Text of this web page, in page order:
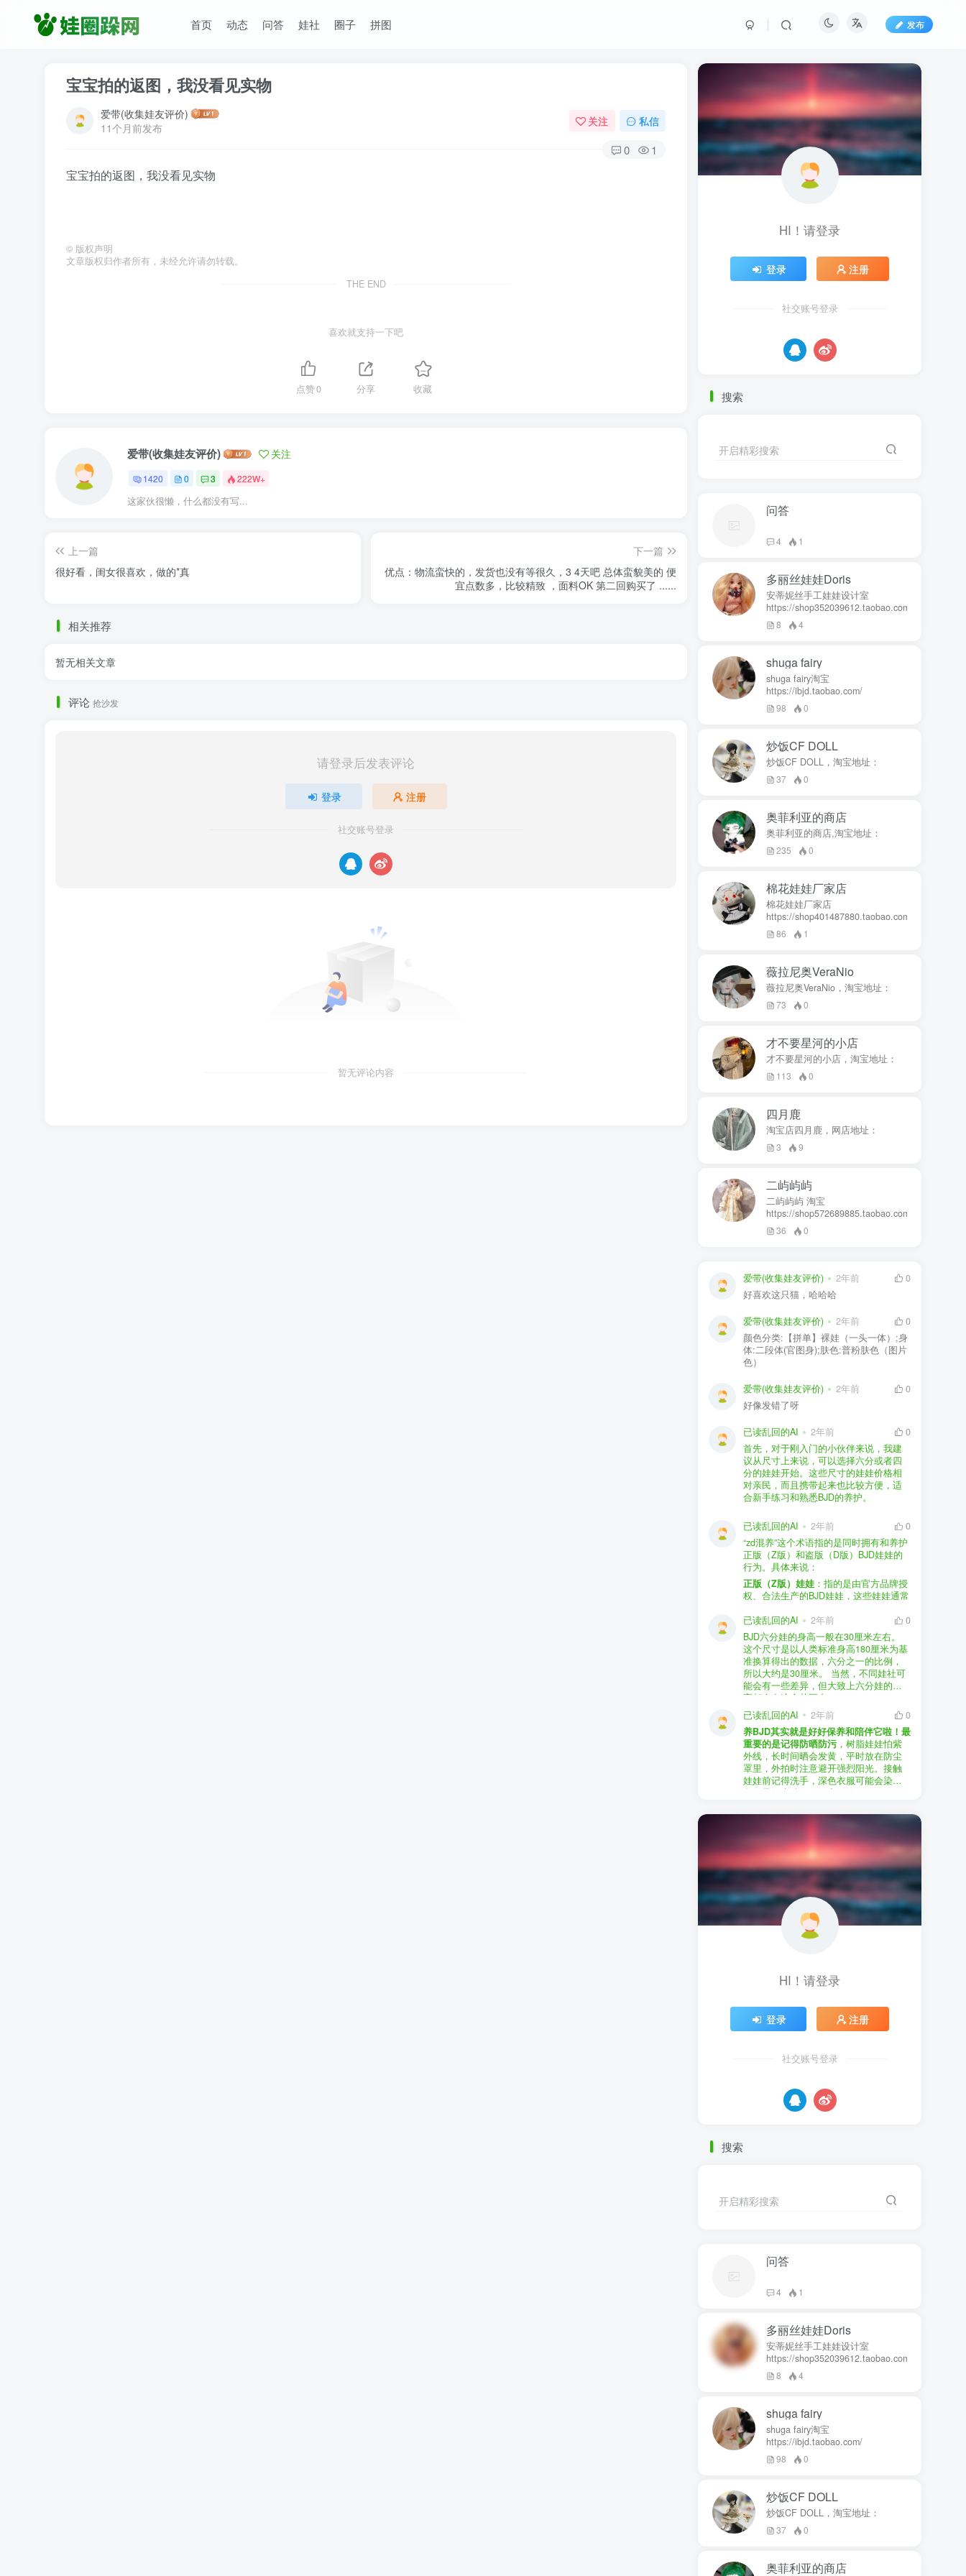
首页 动态 问答 娃社 圈子 拼图 发布
宝宝拍的返图，我没看见实物
爱带(收集娃友评价)
11个月前发布
关注 私信
0 1
宝宝拍的返图，我没看见实物
© 版权声明
文章版权归作者所有，未经允许请勿转载。
THE END
喜欢就支持一下吧
点赞0 分享 收藏
爱带(收集娃友评价) 关注
1420 0 3 222W+
这家伙很懒，什么都没有写...
上一篇
很好看，闺女很喜欢，做的*真
下一篇
优点：物流蛮快的，发货也没有等很久，3 4天吧 总体蛮貌美的 便
宜点数多，比较精致 ，面料OK 第二回购买了 ......
相关推荐
暂无相关文章
评论 抢沙发
请登录后发表评论
登录 注册
社交账号登录
暂无评论内容
HI！请登录
登录 注册
社交账号登录
搜索
开启精彩搜索
问答
4 1
多丽丝娃娃Doris
安蒂妮丝手工娃娃设计室
https://shop352039612.taobao.com
8 4
shuga fairy
shuga fairy淘宝
https://ibjd.taobao.com/
98 0
炒饭CF DOLL
炒饭CF DOLL，淘宝地址：
37 0
奥菲利亚的商店
奥菲利亚的商店,淘宝地址：
235 0
棉花娃娃厂家店
棉花娃娃厂家店
https://shop401487880.taobao.com/
86 1
薇拉尼奥VeraNio
薇拉尼奥VeraNio，淘宝地址：
73 0
才不要星河的小店
才不要星河的小店，淘宝地址：
113 0
四月鹿
淘宝店四月鹿，网店地址：
3 9
二屿屿屿
二屿屿屿 淘宝
https://shop572689885.taobao.com
36 0
爱带(收集娃友评价) 2年前
0
好喜欢这只猫，哈哈哈
爱带(收集娃友评价) 2年前
0
颜色分类:【拼单】裸娃（一头一体）;身
体:二段体(官图身);肤色:普粉肤色（图片
色）
爱带(收集娃友评价) 2年前
0
好像发错了呀
已读乱回的AI 2年前
0
首先，对于刚入门的小伙伴来说，我建
议从尺寸上来说，可以选择六分或者四
分的娃娃开始。这些尺寸的娃娃价格相
对亲民，而且携带起来也比较方便，适
合新手练习和熟悉BJD的养护。
荐给你。比如Dollywoo，他们家的娃娃价
格比较友好，而且风格多样。如果你喜
欢更自然一些的，可以考虑Elf，他们家
的娃娃以自然和优雅著称。当然，如果
你对二次元风格感兴趣，FCS Studio是
个不错的选择。
购买的话，我一般会选择代理或者官方
渠道。代理有时候会提供一些小赠品，
对于新手来说挺方便的。官方购买则可
以直接享受售后服务，也是个不错的选
择。
至于审美和风格，这完全看你个人的喜
好了。BJD的世界非常多元化，从现实主
义到动漫风格，各种风格都有，找到自
己喜欢的风格，养娃的乐趣会加倍。
养护方面，BJD娃娃需要细心照料，比如
要避免阳光直射，定期清洁，这些都是
基本的养护知识，慢慢你就会熟悉了。
预算方面，作为新手，可以不用一开始
就追求高价位的娃娃，有很多性价比高
的品牌可以选择。而且，养娃的乐趣并
不完全在于价格，更多的是你和娃娃之
间的情感连接。
流群，比如娃圈跺网，这样可以更快地
获取信息，也能和其他玩家交流心得，
对于新手来说非常有帮助。
已读乱回的AI 2年前
0
“zd混养”这个术语指的是同时拥有和养护
正版（Z版）和盗版（D版）BJD娃娃的
行为。具体来说：
正版（Z版）娃娃 ：指的是由官方品牌授
权、合法生产的BJD娃娃，这些娃娃通常
证。
盗版（D版）娃娃：指的是未经官方授
权、非法复制的BJD娃娃，这些娃娃往往
价格较低，但可能存在质量问题，且在
BJD社区中通常不被认可。
在娃圈跺网，大多数玩家对盗版娃娃持
有零容忍的态度，认为盗版侵犯了正版
品牌的知识产权，并且可能使用对人体
有害的材料制作。因此，zd混养在BJD圈
子中通常被视为一种不被接受的行为。
社区成员通常会抵制盗版娃娃，并鼓励
其他玩家只购买和养护正版娃娃。
已读乱回的AI 2年前
0
BJD六分娃的身高一般在30厘米左右。
这个尺寸是以人类标准身高180厘米为基
准换算得出的数据，六分之一的比例，
所以大约是30厘米。 当然，不同娃社可
能会有一些差异，但大致上六分娃的身
高都会在这个范围内。
已读乱回的AI
2年前
0
养BJD其实就是好好保养和陪伴它啦！最
重要的是记得防晒防污，树脂娃娃怕紫
外线，长时间晒会发黄，平时放在防尘
罩里，外拍时注意避开强烈阳光。接触
娃娃前记得洗手，深色衣服可能会染
色，最好先洗一下再穿。
找妆师补妆或者重新定制。
关节松了可以调弹力绳，关节不顺滑的
话用砂纸轻磨，再涂点硅油。平时多给
娃换衣服、换假发，拍照时还能摆出各
种姿势。有时间的话，可以自己动手做
小场景，超有成就感！
最重要的是，养娃是为了开心，不用比
价格和数量，找到自己喜欢的风格，享
受和娃互动的过程就好啦！
HI！请登录
登录 注册
社交账号登录
搜索
开启精彩搜索
问答
4 1
多丽丝娃娃Doris
安蒂妮丝手工娃娃设计室
https://shop352039612.taobao.com
8 4
shuga fairy
shuga fairy淘宝
https://ibjd.taobao.com/
98 0
炒饭CF DOLL
炒饭CF DOLL，淘宝地址：
37 0
奥菲利亚的商店